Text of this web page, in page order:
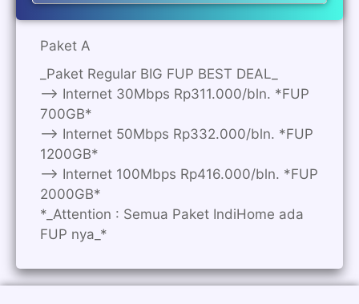
Paket A
_Paket Regular BIG FUP BEST DEAL_
—> Internet 30Mbps Rp311.000/bln. *FUP
700GB*
—> Internet 50Mbps Rp332.000/bln. *FUP
1200GB*
—> Internet 100Mbps Rp416.000/bln. *FUP
2000GB*
*_Attention : Semua Paket IndiHome ada
FUP nya_*